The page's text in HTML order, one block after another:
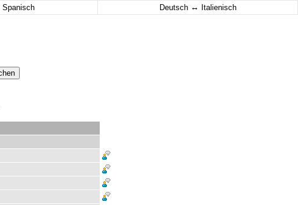
Spanisch Deutsch ↔ Italienisch